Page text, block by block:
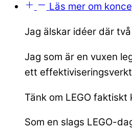
Läs mer om
Jag älskar idéer där
Jag som är en vuxen
ett
Tänk om LEGO
Som en slags LEGO-